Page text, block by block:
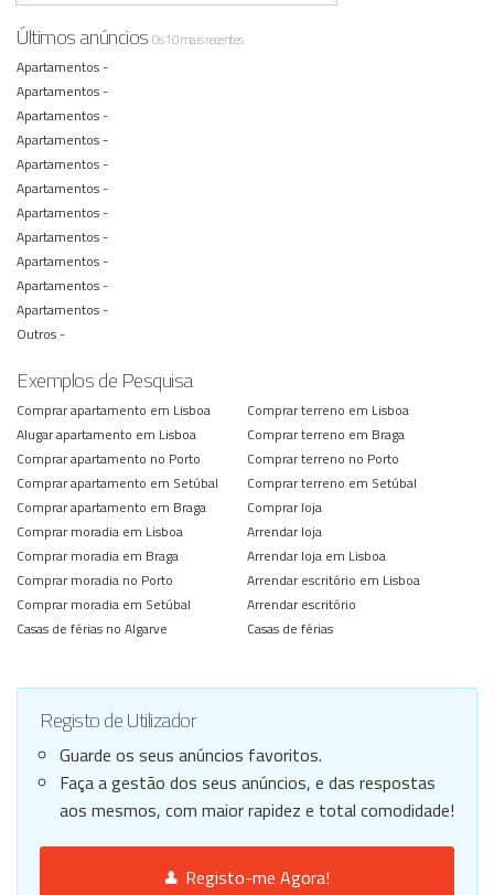
Últimos anúnciosOs 10 mais recentes
Apartamentos -
Apartamentos -
Apartamentos -
Apartamentos -
Apartamentos -
Apartamentos -
Apartamentos -
Apartamentos -
Apartamentos -
Apartamentos -
Apartamentos -
Outros -
Exemplos de Pesquisa
Comprar apartamento em Lisboa
Alugar apartamento em Lisboa
Comprar apartamento no Porto
Comprar apartamento em Setúbal
Comprar apartamento em Braga
Comprar moradia em Lisboa
Comprar moradia em Braga
Comprar moradia no Porto
Comprar moradia em Setúbal
Casas de férias no Algarve
Comprar terreno em Lisboa
Comprar terreno em Braga
Comprar terreno no Porto
Comprar terreno em Setúbal
Comprar loja
Arrendar loja
Arrendar loja em Lisboa
Arrendar escritório em Lisboa
Arrendar escritório
Casas de férias
Registo de Utilizador
Guarde os seus anúncios favoritos.
Faça a gestão dos seus anúncios, e das respostas
aos mesmos, com maior rapidez e total comodidade!
Registo-me Agora!